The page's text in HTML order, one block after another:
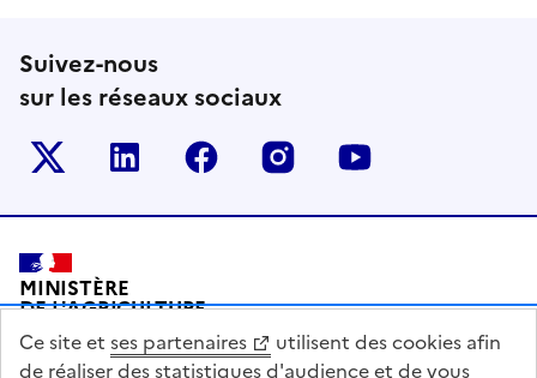
Suivez-nous
sur les réseaux sociaux
Le ministère sur Twitter
Le ministère sur LinkedIn
Le ministère sur Facebook
Le ministère sur
Pied de page
MINISTÈRE
DE L'AGRICULTURE
DE L'AGRO-ALIMENTAIRE
ET DE LA SOUVERAINETÉ
ALIMENTAIRE
Ce site et ses partenaires
utilisent des cookies afin
de réaliser des statistiques d'audience et de vous